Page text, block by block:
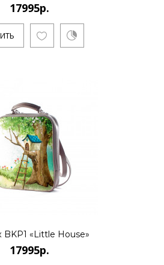
17995р.
BKP1 «Little House»
17995р.